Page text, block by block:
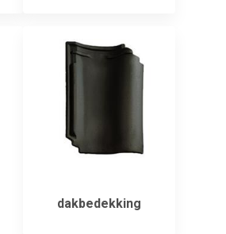
dakbedekking